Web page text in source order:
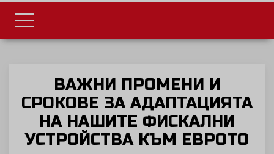
ВАЖНИ ПРОМЕНИ И
СРОКОВЕ ЗА АДАПТАЦИЯТА
НА НАШИТЕ ФИСКАЛНИ
УСТРОЙСТВА КЪМ ЕВРОТО